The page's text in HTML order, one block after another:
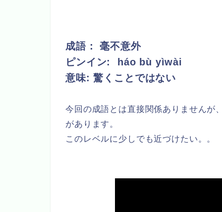
成語： 毫不意外
ピンイン:
háo bù yìwài
意味: 驚くことではない
今回の成語とは直接関係ありませんが
があります。
このレベルに少しでも近づけたい。。